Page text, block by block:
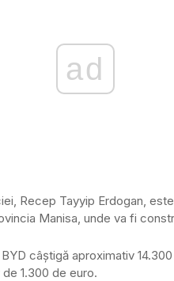
ad
Recep Tayyip Erdogan,
Manisa, unde va fi
câștigă aproximativ
1.300 de euro.